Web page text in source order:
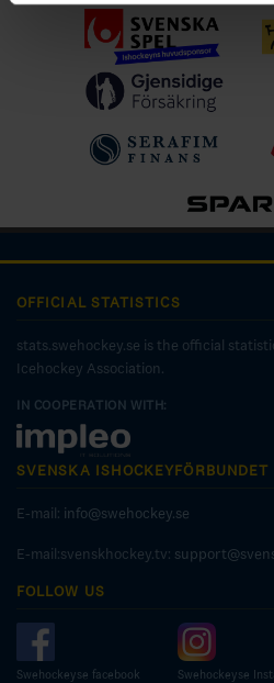
OFFICIAL STATISTICS
stats.swehockey.se is the official
Icehockey Association.
IN COOPERATION WITH:
SVENSKA ISHOCKEYFÖRBUNDET
E-mail: info@swehockey.se
E-mail:svenskhockey.tv:
FOLLOW US
Swehockeyse facebook
Swehockeyse